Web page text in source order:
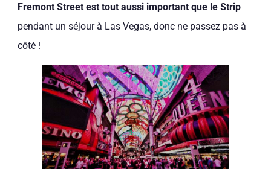
Fremont Street est tout aussi important que le Strip
pendant un séjour à Las Vegas, donc ne passez pas à
côté !